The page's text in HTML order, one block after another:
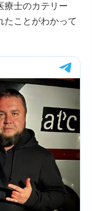
療士のカテリー
たことがわかって